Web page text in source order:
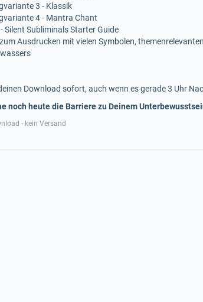
3 - Klassik
4 - Mantra Chant
Silent Subliminals Starter Guide
Ausdrucken mit vielen Symbolen,
Download sofort, auch wenn es gerade 3 Uhr
noch heute die Barriere zu Deinem
- kein Versand